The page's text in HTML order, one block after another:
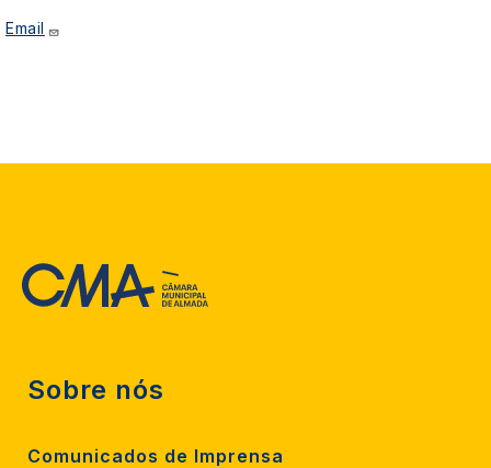
Email
Sobre nós
Comunicados de Imprensa